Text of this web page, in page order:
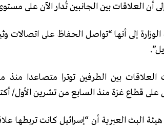
أن العلاقات بين الجانبين تُدار الآن على
إلى أنها “تواصل الحفاظ على اتصالات
بين الطرفين توترا متصاعدا منذ
على قطاع غزة منذ السابع من تشرين الأول/ أكتوبر
البث العبرية أن “إسرائيل كانت تربطها